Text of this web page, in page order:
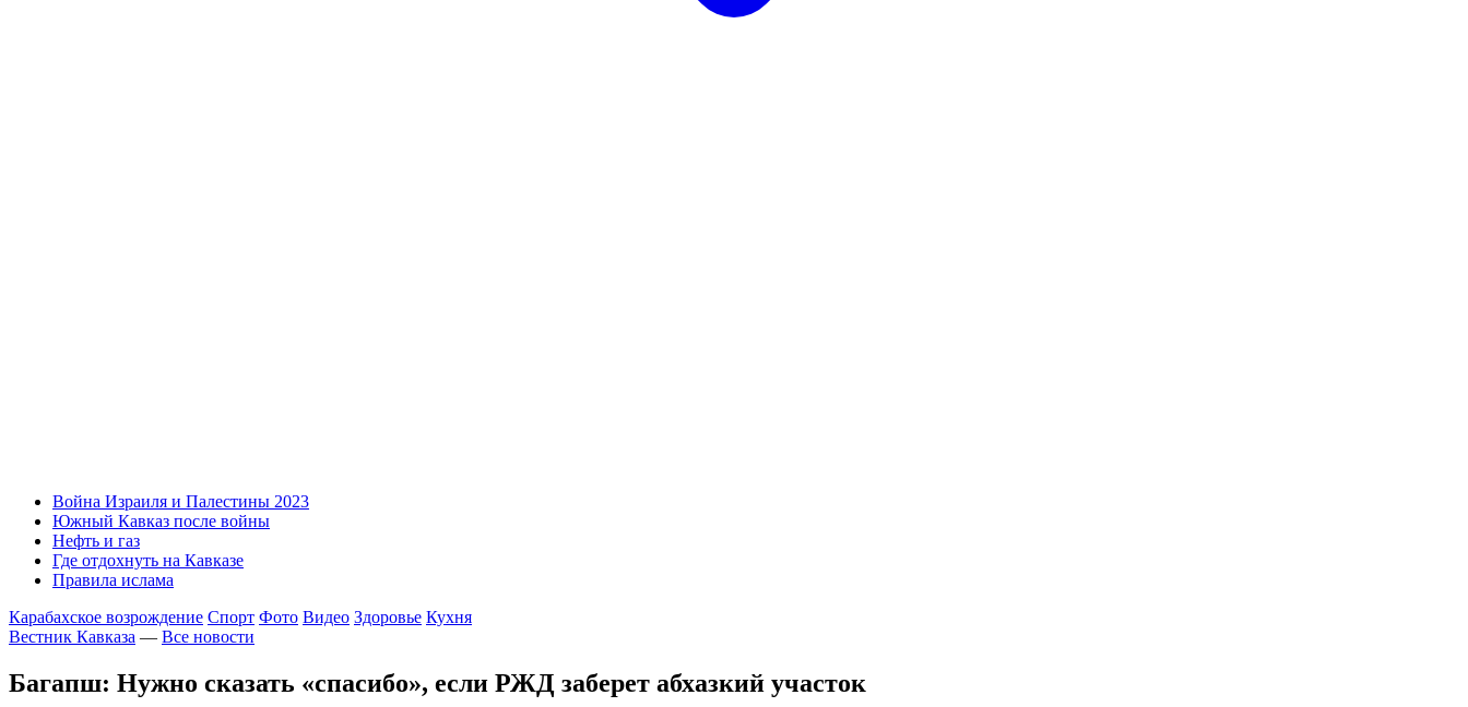
Война Израиля и Палестины 2023
Южный Кавказ после войны
Нефть и газ
Где отдохнуть на Кавказе
Правила ислама
Карабахское возрождение Спорт Фото Видео Здоровье Кухня
Вестник Кавказа — Все новости
Багапш: Нужно сказать «спасибо», если РЖД заберет абхазкий участок